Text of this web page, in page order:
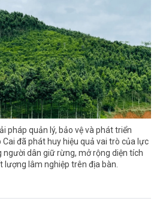
pháp quản lý, bảo vệ và phát triển
Cai đã phát huy hiệu quả vai trò của lực
người dân giữ rừng, mở rộng diện tích
lượng lâm nghiệp trên địa bàn.